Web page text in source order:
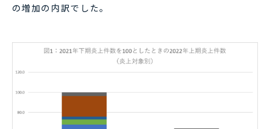
の増加の内訳でした。